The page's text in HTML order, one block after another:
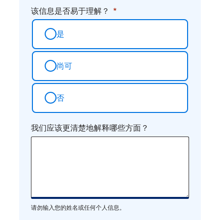
该信息是否易于理解？
是
尚可
否
我们应该更清楚地解释哪些方面？
请勿输入您的姓名或任何个人信息。